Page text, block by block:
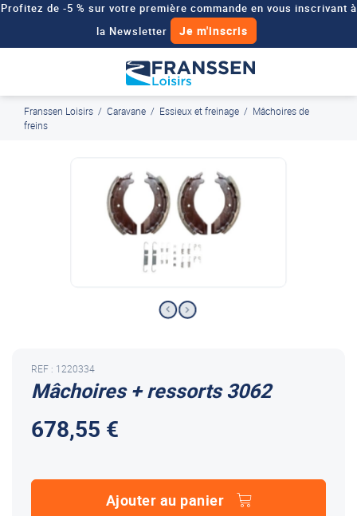
Profitez de -5 % sur votre première commande en vous inscrivant à
la Newsletter
Je m'inscris
Demander un devis
Paiement en ligne sécurisé, en 4x par Paypal
Franssen Loisirs / Caravane / Essieux et freinage / Mâchoires de
freins
Mâchoires + ressorts 3062
REF : 1220334
678,55 €
Ajouter au panier